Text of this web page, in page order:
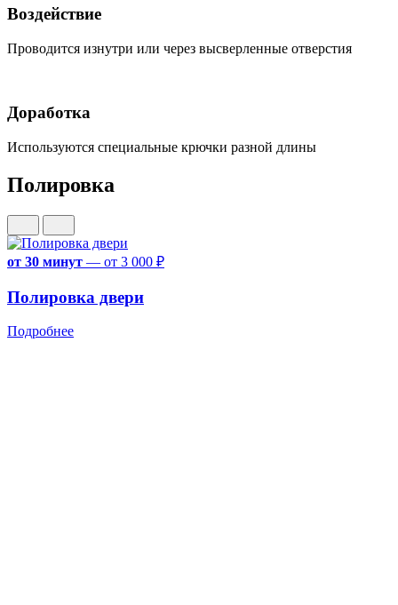
Воздействие
Проводится изнутри или через высверленные отверстия
Доработка
Используются специальные крючки разной длины
Полировка
от 30 минут — от 3 000 ₽
Полировка двери
Подробнее